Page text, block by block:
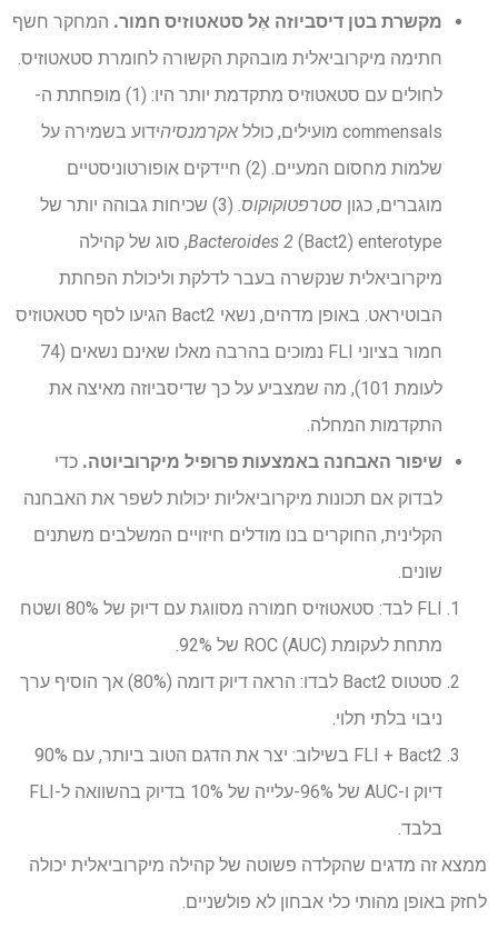
מקשרת בטן דיסביוזה אֶל סטאטוזיס חמור. המחקר חשף
חתימה מיקרוביאלית מובהקת הקשורה לחומרת סטאטוזיס.
לחולים עם סטאטוזיס מתקדמת יותר היו: (1) מופחתת ה-
commensals מועילים, כולל
אקרמנסיהידוע בשמירה על
שלמות מחסום המעיים. (2) חיידקים אופורטוניסטיים
מוגברים, כגון סטרפטוקוקוס. (3) שכיחות גבוהה יותר של
Bacteroides 2(Bact2) enterotype, סוג של קהילה
מיקרוביאלית שנקשרה בעבר לדלקת וליכולת הפחתת
הבוטיראט. באופן מדהים, נשאי Bact2 הגיעו לסף סטאטוזיס
חמור בציוני FLI נמוכים בהרבה מאלו שאינם נשאים (74
לעומת 101), מה שמצביע על כך שדיסביוזה מאיצה את
התקדמות המחלה.
שיפור האבחנה באמצעות פרופיל מיקרוביוטה. כדי
לבדוק אם תכונות מיקרוביאליות יכולות לשפר את האבחנה
הקלינית, החוקרים בנו מודלים חיזויים המשלבים משתנים
שונים.
FLI לבד: סטאטוזיס חמורה מסווגת עם דיוק של 80% ושטח
מתחת לעקומת ROC (AUC) של 92%.
סטטוס Bact2 לבדו: הראה דיוק דומה (80%) אך הוסיף ערך
ניבוי בלתי תלוי.
FLI + Bact2 בשילוב: יצר את הדגם הטוב ביותר, עם 90%
דיוק ו-AUC של 96%-עלייה של 10% בדיוק בהשוואה ל-FLI
בלבד.
ממצא זה מדגים שהקלדה פשוטה של ​​קהילה מיקרוביאלית יכולה
לחזק באופן מהותי כלי אבחון לא פולשניים.